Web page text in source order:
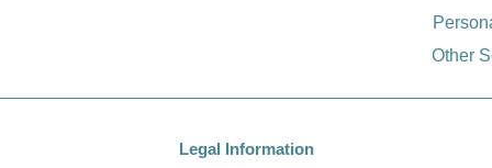
Other
Legal Information